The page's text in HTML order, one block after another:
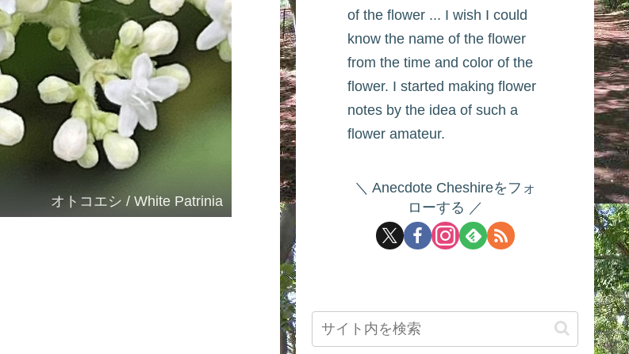
オトコエシ / White Patrinia
of the flower ... I wish I could
know the name of the flower
from the time and color of the
flower. I started making flower
notes by the idea of such a
flower amateur.
Anecdote Cheshireをフォ
ローする